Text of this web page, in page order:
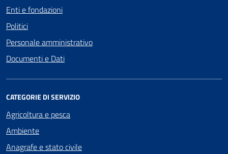
Enti e fondazioni
Politici
Personale amministrativo
Documenti e Dati
CATEGORIE DI SERVIZIO
Agricoltura e pesca
Ambiente
Anagrafe e stato civile